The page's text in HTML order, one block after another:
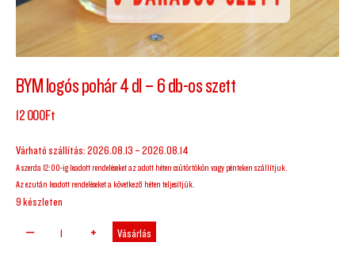
BYM logós pohár 4 dl – 6 db-os szett
12 000Ft
Várható szállítás: 2026.08.13 – 2026.08.14
A szerda 12:00-ig leadott rendeléseket az adott héten csütörtökön vagy pénteken szállítjuk.
Az ezután leadott rendeléseket a következő héten teljesítjük.
9 készleten
Vásárlás